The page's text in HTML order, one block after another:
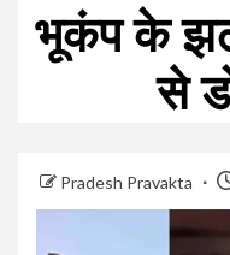
भूकंप के
से
Pradesh Pravakta